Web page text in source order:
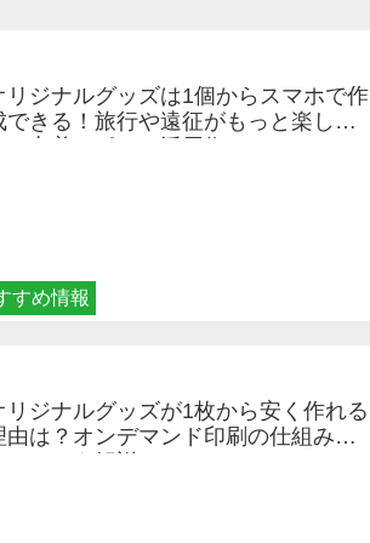
すめ情報
リジナルグッズは1個からスマホで作
できる！旅行や遠征がもっと楽しく
リジナルグッズが1枚から安く作れる
由は？オンデマンド印刷の仕組みと